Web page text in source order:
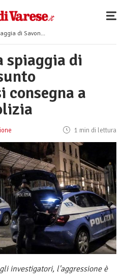
si consegna a Milano alla polizia
spiaggia di
consegna a
1 min di lettura
investigatori, l'aggressione è